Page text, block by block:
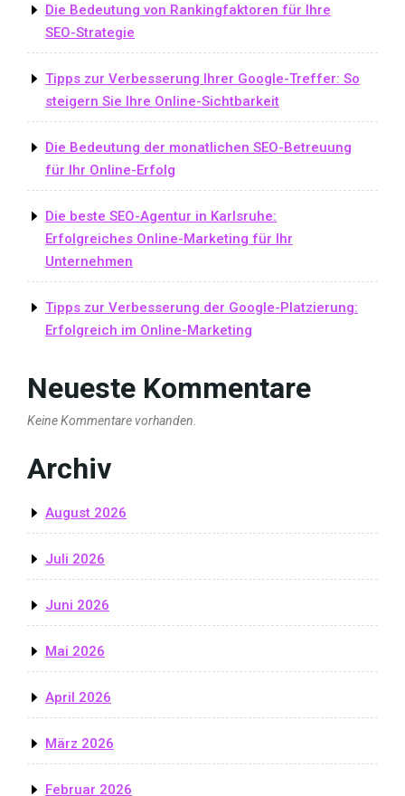
Die Bedeutung von Rankingfaktoren für Ihre
SEO-Strategie
Tipps zur Verbesserung Ihrer Google-Treffer: So
steigern Sie Ihre Online-Sichtbarkeit
Die Bedeutung der monatlichen SEO-Betreuung
für Ihr Online-Erfolg
Die beste SEO-Agentur in Karlsruhe:
Erfolgreiches Online-Marketing für Ihr
Unternehmen
Tipps zur Verbesserung der Google-Platzierung:
Erfolgreich im Online-Marketing
Neueste Kommentare
Keine Kommentare vorhanden.
Archiv
August 2026
Juli 2026
Juni 2026
Mai 2026
April 2026
März 2026
Februar 2026